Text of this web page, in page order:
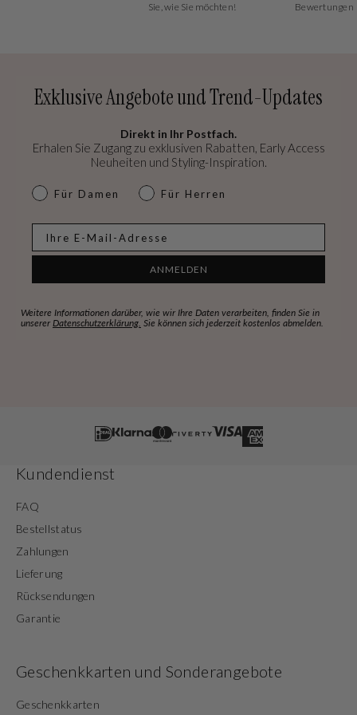
Sie, wie Sie möchten!
Bewertungen
Exklusive Angebote und Trend-Updates
Direkt in Ihr Postfach.
Erhalen Sie Zugang zu exklusiven Rabatten, Early Access
Neuheiten und Styling-Inspiration.
dames & heren
Für Damen Für Herren
ANMELDEN
Weitere Informationen darüber, wie wir Ihre Daten verarbeiten, finden Sie in
unserer Datenschutzerklärung. Sie können sich jederzeit kostenlos abmelden.
Kundendienst
FAQ
Bestellstatus
Zahlungen
Lieferung
Rücksendungen
Garantie
Geschenkkarten und Sonderangebote
Geschenkkarten